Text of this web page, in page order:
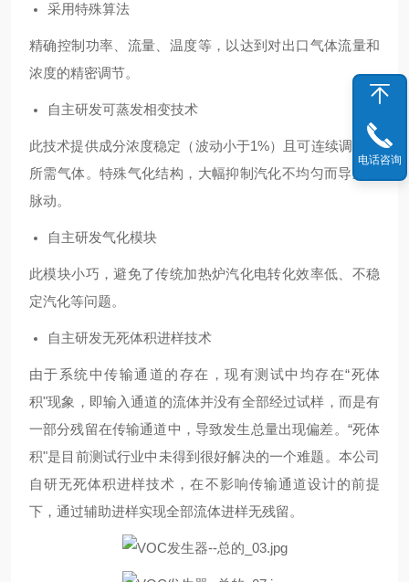
采用特殊算法
精确控制功率、流量、温度等，以达到对出口气体流量和
浓度的精密调节。
自主研发可蒸发相变技术
此技术提供成分浓度稳定（波动小于1%）且可连续调控的
所需气体。特殊气化结构，大幅抑制汽化不均匀而导致的
脉动。
自主研发气化模块
此模块小巧，避免了传统加热炉汽化电转化效率低、不稳
定汽化等问题。
自主研发无死体积进样技术
由于系统中传输通道的存在，现有测试中均存在“死体
积"现象，即输入通道的流体并没有全部经过试样，而是有
一部分残留在传输通道中，导致发生总量出现偏差。“死体
积"是目前测试行业中未得到很好解决的一个难题。本公司
自研无死体积进样技术，在不影响传输通道设计的前提
下，通过辅助进样实现全部流体进样无残留。
电话咨询